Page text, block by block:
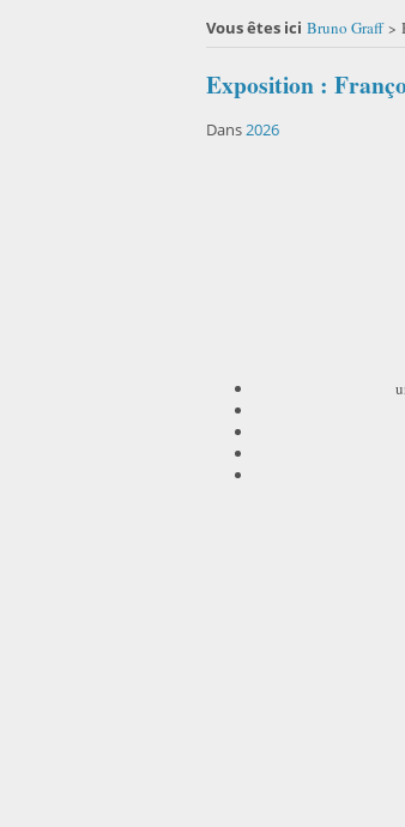
Vous êtes ici Bruno Graff >
Exposition :
Dans2026